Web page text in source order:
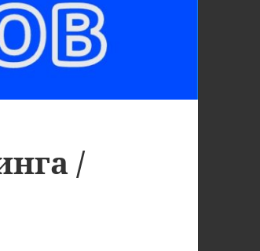
/